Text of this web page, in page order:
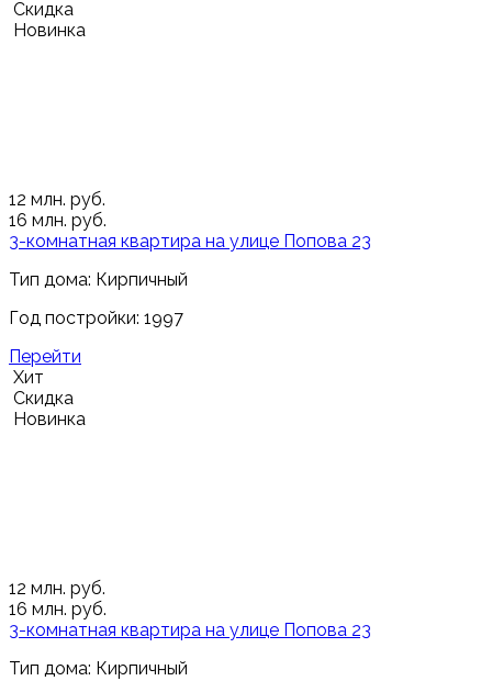
Скидка
Новинка
12 млн. руб.
16 млн. руб.
3-комнатная квартира на улице Попова 23
Тип дома: Кирпичный
Год постройки: 1997
Перейти
Хит
Скидка
Новинка
12 млн. руб.
16 млн. руб.
3-комнатная квартира на улице Попова 23
Тип дома: Кирпичный